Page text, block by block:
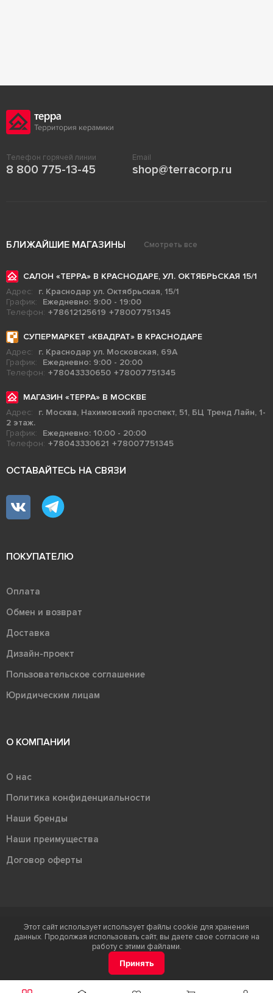
Телефон горячей линии
8 800 775-13-45
Email
shop@terracorp.ru
БЛИЖАЙШИЕ МАГАЗИНЫ Смотреть все
САЛОН «ТЕРРА» В КРАСНОДАРЕ, УЛ. ОКТЯБРЬСКАЯ 15/1
Адрес:
г. Краснодар ул. Октябрьская, 15/1
График:
Ежедневно: 9:00 - 19:00
Телефон: +78612125619 +78007751345
СУПЕРМАРКЕТ «КВАДРАТ» В КРАСНОДАРЕ
Адрес:
г. Краснодар ул. Московская, 69А
График:
Ежедневно: 9:00 - 20:00
Телефон: +78043330650 +78007751345
МАГАЗИН «ТЕРРА» В МОСКВЕ
Адрес:
г. Москва, Нахимовский проспект, 51, БЦ Тренд Лайн, 1-
2 этаж.
График:
Ежедневно: 10:00 - 20:00
Телефон: +78043330621 +78007751345
ОСТАВАЙТЕСЬ НА СВЯЗИ
ПОКУПАТЕЛЮ
Оплата
Обмен и возврат
Доставка
Дизайн-проект
Пользовательское соглашение
Юридическим лицам
О КОМПАНИИ
О нас
Политика конфиденциальности
Наши бренды
Наши преимущества
Договор оферты
Терра - территория керамики 2026
Ⓒ Правообладателем товарного знака "Терра" является ООО "Атлас-
Этот сайт использует использует файлы cookie для хранения
данных. Продолжая использовать сайт, вы даете свое согласие на
работу с этими файлами.
Принять